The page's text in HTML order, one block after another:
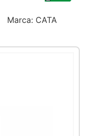
Marca: CATA